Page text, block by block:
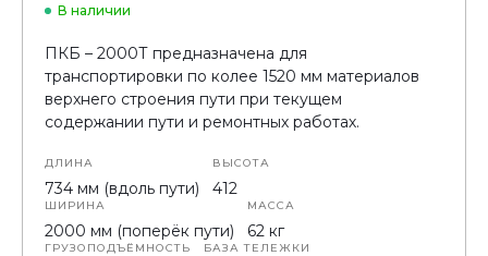
В наличии
ПКБ – 2000Т предназначена для
транспортировки по колее 1520 мм материалов
верхнего строения пути при текущем
содержании пути и ремонтных работах.
ДЛИНА
734 мм (вдоль пути)
ВЫСОТА
412
ШИРИНА
2000 мм (поперёк пути)
МАССА
62 кг
ГРУЗОПОДЪЁМНОСТЬ БАЗА ТЕЛЕЖКИ